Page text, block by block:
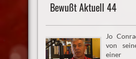
Bewußt Aktuell 44
Jo
von
einer